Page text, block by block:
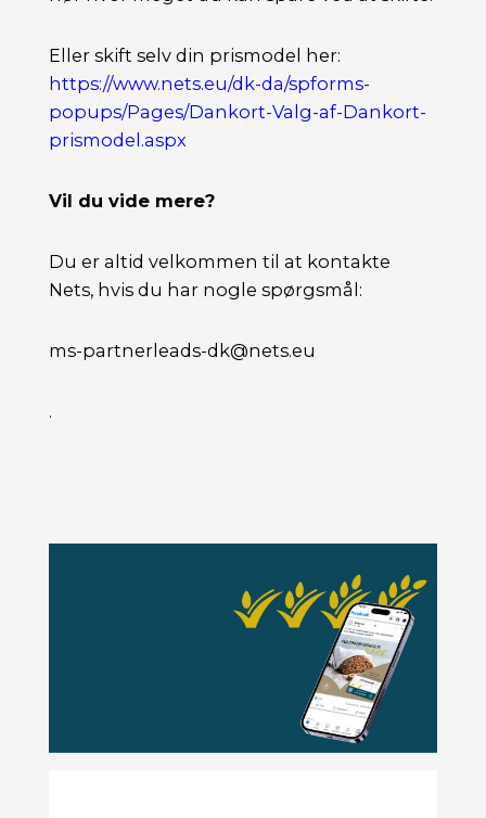
Eller skift selv din prismodel her:
https://www.nets.eu/dk-da/spforms-
popups/Pages/Dankort-Valg-af-Dankort-
prismodel.aspx
Vil du vide mere?
Du er altid velkommen til at kontakte
Nets, hvis du har nogle spørgsmål:
ms-partnerleads-dk@nets.eu
.